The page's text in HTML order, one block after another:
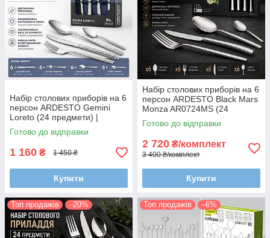
Набір столових приборів на 6
персон ARDESTO Gemini
Loreto (24 предмети) |
Дзеркальне полірування та
нержавіюча сталь 18/0
Готово до відправки
1 160 ₴ 1 450 ₴
Купити
Набір столових приборів на 6
персон ARDESTO Black Mars
Monza AR0724MS (24
предмети) | Дзеркальне та
сатинове полірування
Готово до відправки
2 720 ₴/комплект
3 400 ₴/комплект
Купити
Топ продажів –20% Топ продажів –6%